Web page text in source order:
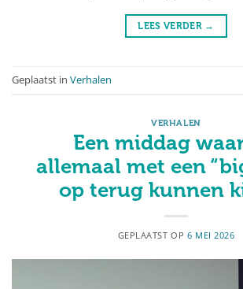
LEES VERDER →
Geplaatst in Verhalen
VERHALEN
Een middag
allemaal met een
op terug kunnen
GEPLAATST OP 6 MEI 2026